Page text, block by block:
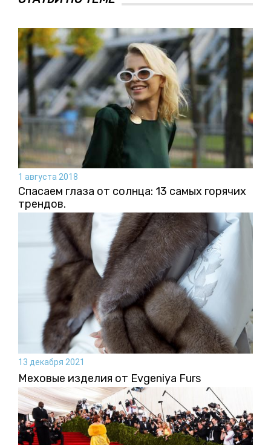
1 августа 2018
Спасаем глаза от солнца: 13 самых горячих
трендов.
13 декабря 2021
Меховые изделия от Evgeniya Furs